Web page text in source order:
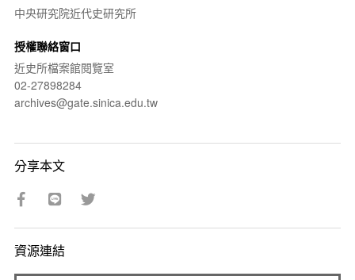
中央研究院近代史研究所
授權聯絡窗口
近史所檔案館閱覽室
02-27898284
archives@gate.sinica.edu.tw
分享本文
資源連結